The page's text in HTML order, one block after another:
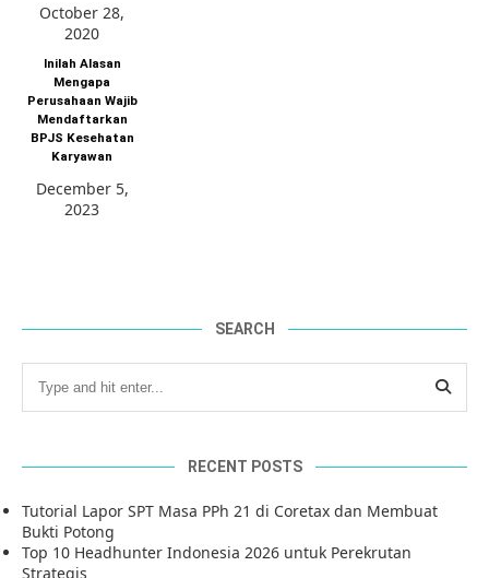
October 28,
2020
Inilah Alasan
Mengapa
Perusahaan Wajib
Mendaftarkan
BPJS Kesehatan
Karyawan
December 5,
2023
SEARCH
RECENT POSTS
Tutorial Lapor SPT Masa PPh 21 di Coretax dan Membuat
Bukti Potong
Top 10 Headhunter Indonesia 2026 untuk Perekrutan
Strategis